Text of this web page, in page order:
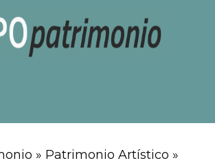
» Patrimonio Artístico »